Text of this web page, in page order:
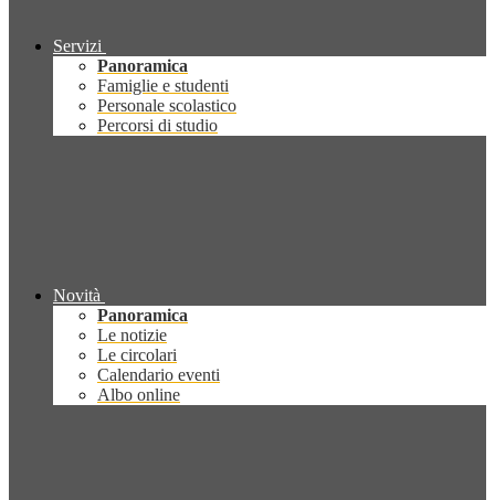
Servizi
Panoramica
Famiglie e studenti
Personale scolastico
Percorsi di studio
Novità
Panoramica
Le notizie
Le circolari
Calendario eventi
Albo online